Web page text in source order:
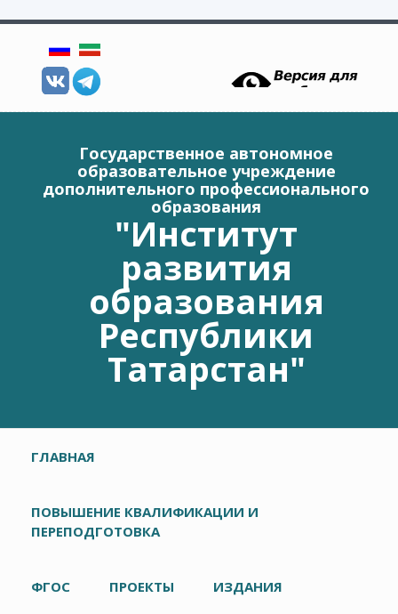
Государственное автономное
образовательное учреждение
дополнительного профессионального
образования
"Институт
развития
образования
Республики
Татарстан"
Главное меню
ГЛАВНАЯ
ПОВЫШЕНИЕ КВАЛИФИКАЦИИ И
ПЕРЕПОДГОТОВКА
ФГОС ПРОЕКТЫ ИЗДАНИЯ